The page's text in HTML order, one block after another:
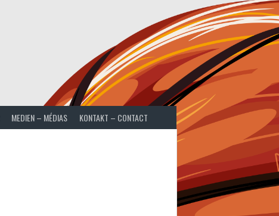
MEDIEN – MÉDIAS KONTAKT – CONTACT